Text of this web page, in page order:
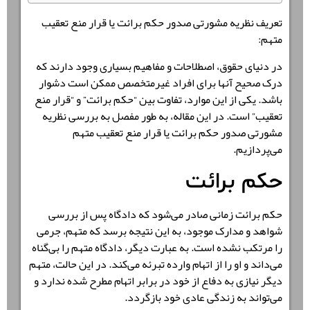
تعریف نظریه مشورتی صدور حکم برائت یا قرار منع تعقیب
متهم:
در دنیای حقوق، اصطلاحات و مفاهیم بسیاری وجود دارند که
درک صحیح آنها برای افراد غیرمتخصص ممکن است دشوار
باشد. یکی از این موارد، تفاوت بین “حکم برائت” و “قرار منع
تعقیب” است. در این مقاله، به طور مفصل به بررسی نظریه
مشورتی صدور حکم برائت یا قرار منع تعقیب متهم
می‌پردازیم.
حکم برائت
حکم برائت زمانی صادر می‌شود که دادگاه پس از بررسی
شواهد و مدارک موجود، به این نتیجه برسد که متهم، جرمی
را مرتکب نشده است. به عبارت دیگر، دادگاه متهم را بی‌گناه
می‌داند و او را از اتهام وارده تبرئه می‌کند. در این حالت، متهم
دیگر نیازی به دفاع از خود در برابر اتهام مطرح شده ندارد و
می‌تواند به زندگی عادی خود بازگردد.